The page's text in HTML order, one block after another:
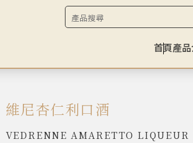
首頁產
維尼杏仁利口酒
VEDRENNE AMARETTO LIQUEUR